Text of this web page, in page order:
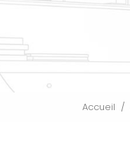
Accueil